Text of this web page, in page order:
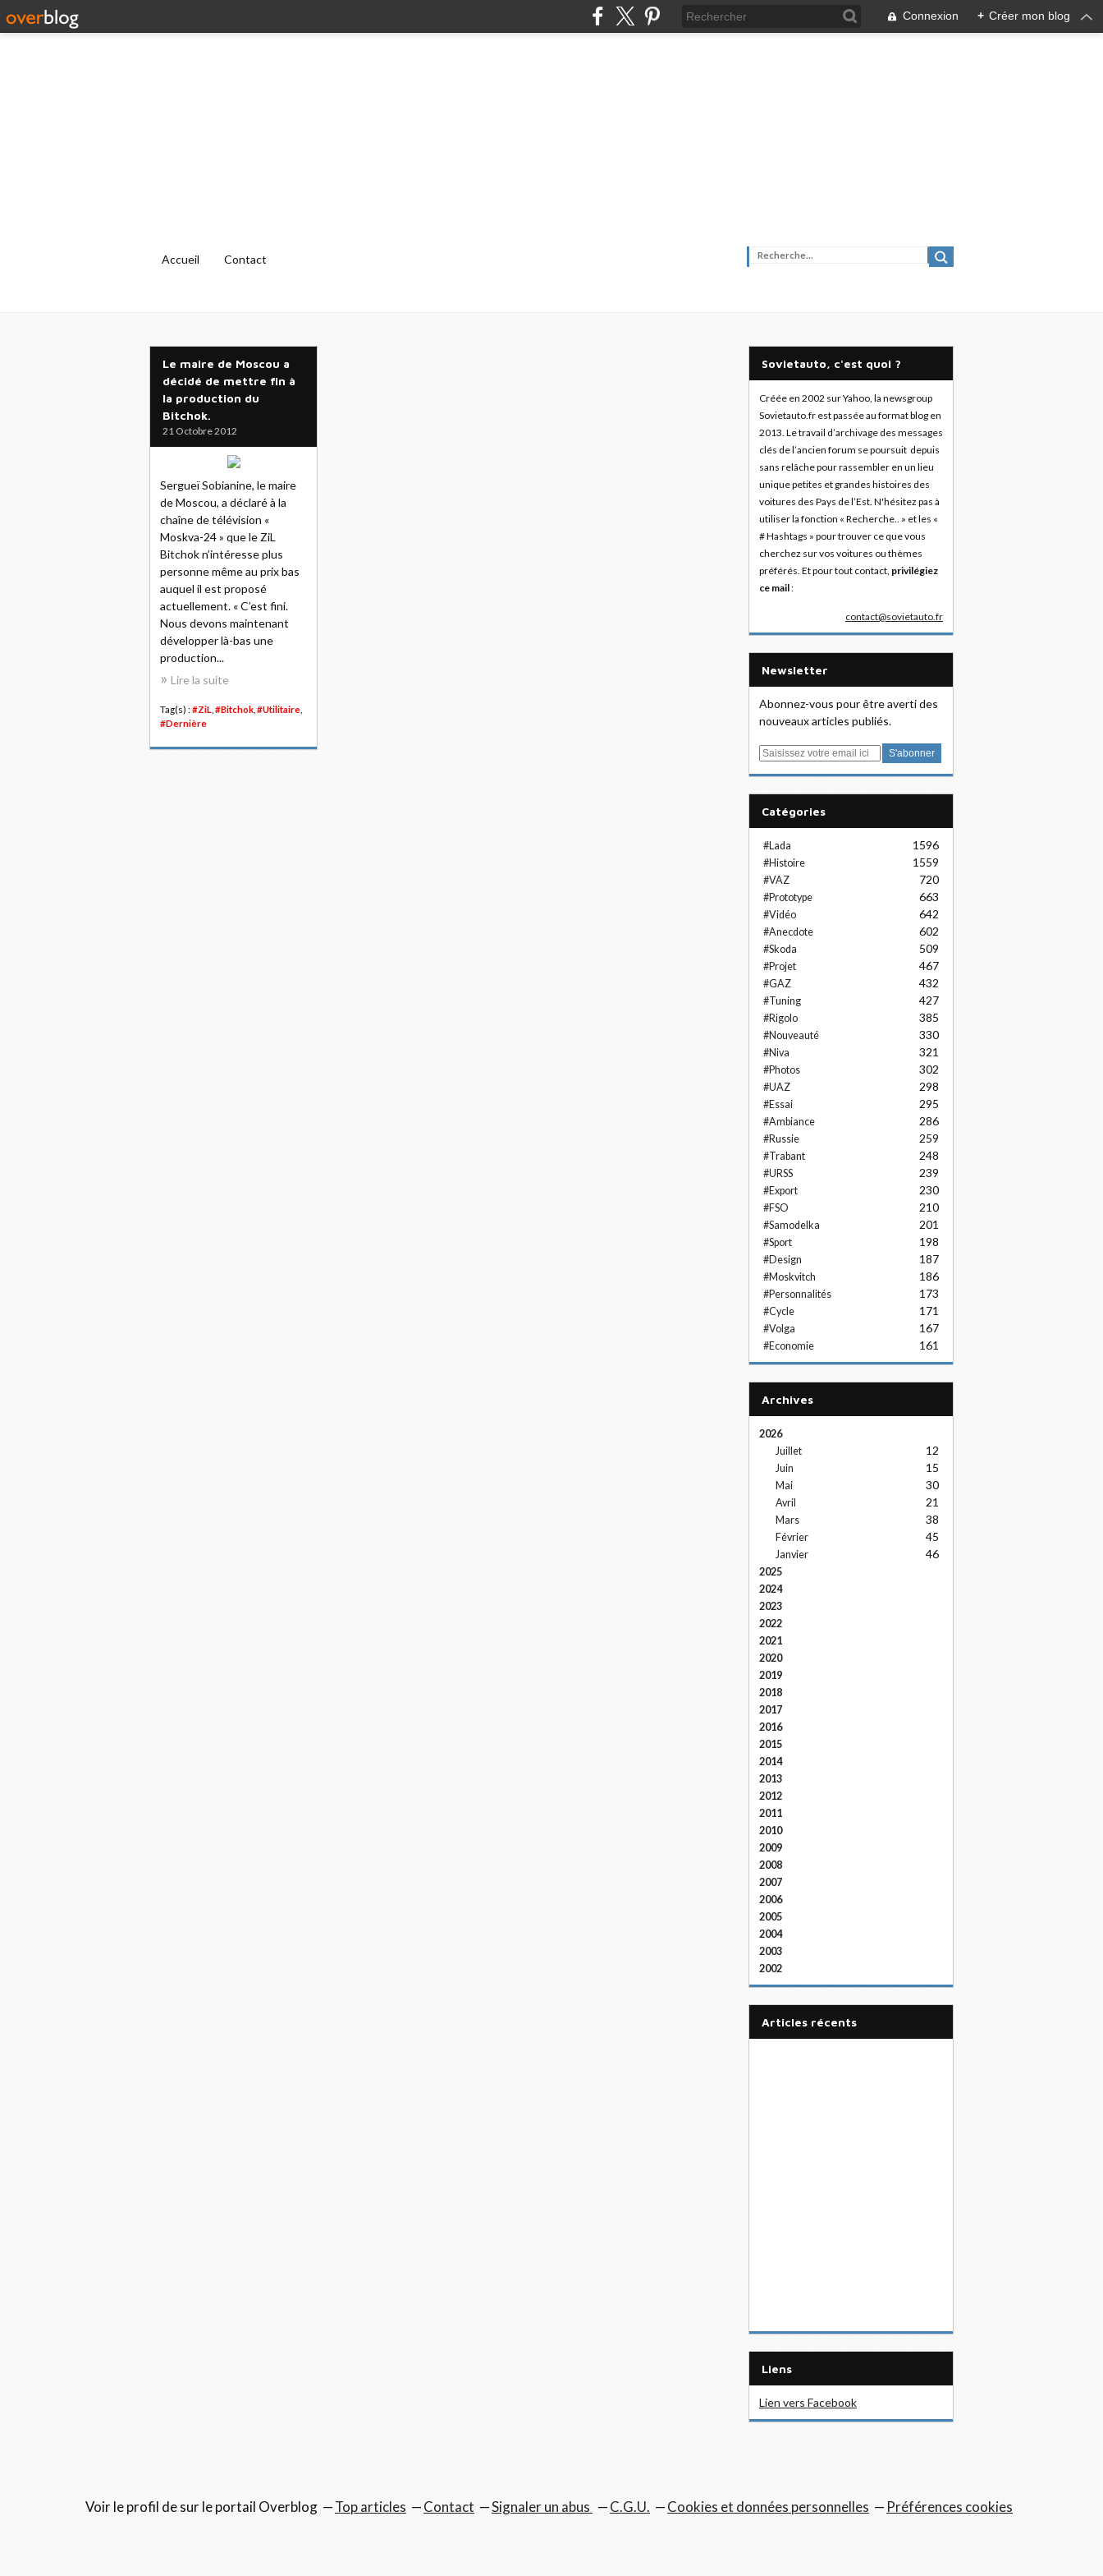
Connexion + Créer mon blog
Accueil Contact
Le maire de Moscou a
décidé de mettre fin à
la production du
Bitchok.
21 Octobre 2012
Sergueï Sobianine, le maire
de Moscou, a déclaré à la
chaîne de télévision «
Moskva-24 » que le ZiL
Bitchok n’intéresse plus
personne même au prix bas
auquel il est proposé
actuellement. « C’est fini.
Nous devons maintenant
développer là-bas une
production...
Lire la suite
Tag(s) : #ZiL #Bitchok #Utilitaire
#Dernière
Sovietauto, c'est quoi ?
Créée en 2002 sur Yahoo, la newsgroup
Sovietauto.fr est passée au format blog en
2013. Le travail d’archivage des messages
clés de l’ancien forum se poursuit depuis
sans relâche pour rassembler en un lieu
unique petites et grandes histoires des
voitures des Pays de l’Est. N'hésitez pas à
utiliser la fonction « Recherche.. » et les «
# Hashtags » pour trouver ce que vous
cherchez sur vos voitures ou thèmes
préférés. Et pour tout contact, privilégiez
ce mail:
contact@sovietauto.fr
Newsletter
Abonnez-vous pour être averti des
nouveaux articles publiés.
E
Catégories
#Lada 1596
#Histoire 1559
#VAZ 720
#Prototype 663
#Vidéo 642
#Anecdote 602
#Skoda 509
#Projet 467
#GAZ 432
#Tuning 427
#Rigolo 385
#Nouveauté 330
#Niva 321
#Photos 302
#UAZ 298
#Essai 295
#Ambiance 286
#Russie 259
#Trabant 248
#URSS 239
#Export 230
#FSO 210
#Samodelka 201
#Sport 198
#Design 187
#Moskvitch 186
#Personnalités 173
#Cycle 171
#Volga 167
#Economie 161
Archives
2026
Juillet
12
Juin 15
Mai 30
Avril 21
Mars 38
Février 45
Janvier 46
2025
2024
2023
2022
2021
2020
2019
2018
2017
2016
2015
2014
2013
2012
2011
2010
2009
2008
2007
2006
2005
2004
2003
2002
articles récents
Liens
Lien vers Facebook
Voir le profil desur le portail Overblog Top articles Contact Signaler un abus C.G.U. Cookies et données personnelles Préférences cookies